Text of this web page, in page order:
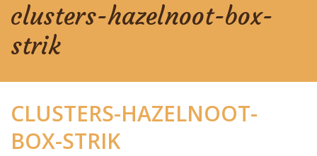
clusters-hazelnoot-box-
strik
CLUSTERS-HAZELNOOT-
BOX-STRIK